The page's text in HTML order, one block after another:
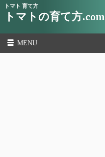
トマト 育て方
トマトの育て方.com
MENU